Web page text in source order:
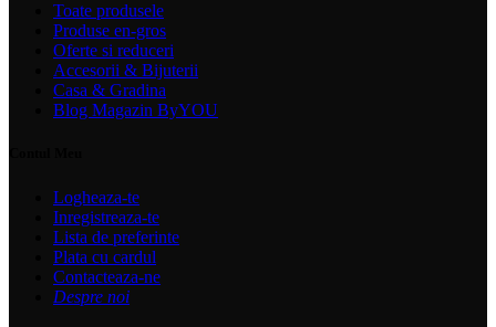
Toate produsele
Produse en-gros
Oferte si reduceri
Accesorii & Bijuterii
Casa & Gradina
Blog Magazin ByYOU
Logheaza-te
Inregistreaza-te
Lista de preferinte
Plata cu cardul
Contacteaza-ne
Despre noi